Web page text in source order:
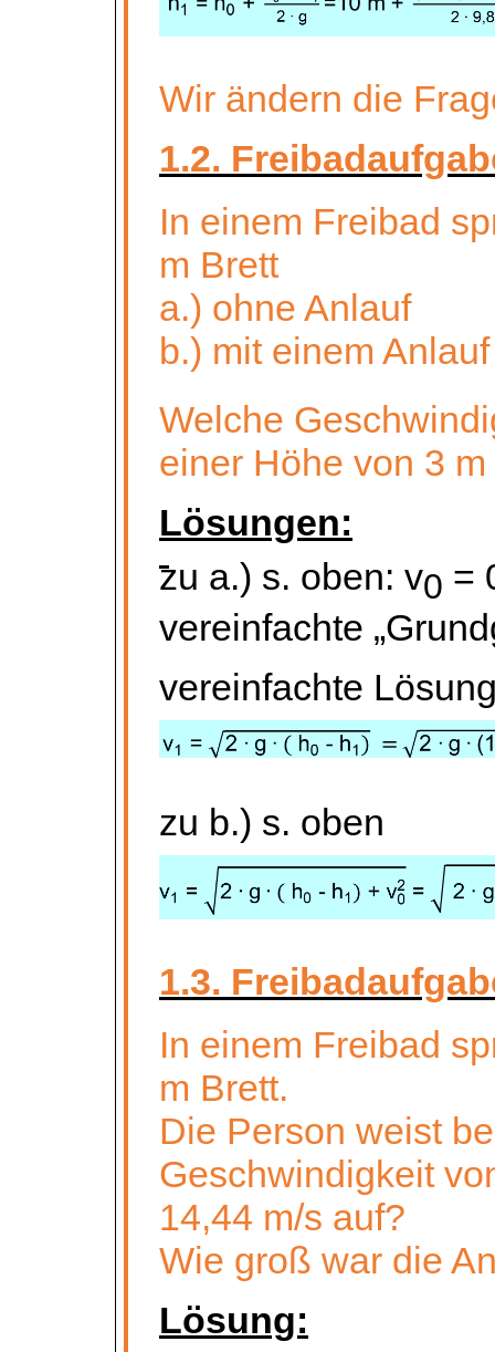
Wir ändern die
1.2.
In einem Freibad
m Brett
a.) ohne Anlauf
b.) mit einem
Welche
einer Höhe von 3
Lösungen:
zu a.) s. oben: v0 =
vereinfachte
vereinfachte
zu b.) s. oben
1.3.
In einem Freibad
m Brett.
Die Person weist
Geschwindigkeit
14,44 m/s auf?
Wie groß war die
Lösung: